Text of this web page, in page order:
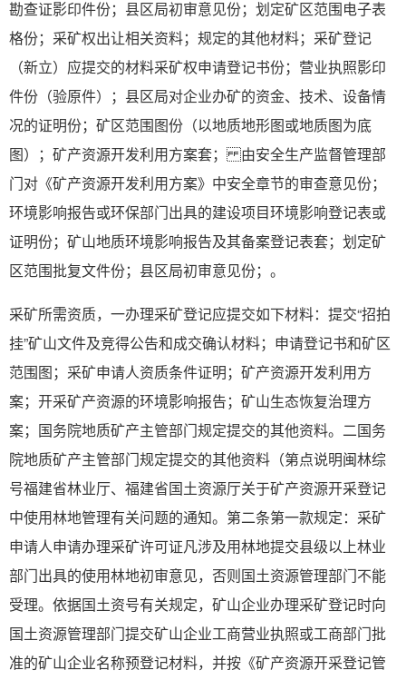
勘查证影印件份；县区局初审意见份；划定矿区范围电子表
格份；采矿权出让相关资料；规定的其他材料；采矿登记
（新立）应提交的材料采矿权申请登记书份；营业执照影印
件份（验原件）；县区局对企业办矿的资金、技术、设备情
况的证明份；矿区范围图份（以地质地形图或地质图为底
图）；矿产资源开发利用方案套； 由安全生产监督管理部
门对《矿产资源开发利用方案》中安全章节的审查意见份；
环境影响报告或环保部门出具的建设项目环境影响登记表或
证明份；矿山地质环境影响报告及其备案登记表套；划定矿
区范围批复文件份；县区局初审意见份；。
采矿所需资质，一办理采矿登记应提交如下材料：提交“招拍
挂”矿山文件及竞得公告和成交确认材料；申请登记书和矿区
范围图；采矿申请人资质条件证明；矿产资源开发利用方
案；开采矿产资源的环境影响报告；矿山生态恢复治理方
案；国务院地质矿产主管部门规定提交的其他资料。二国务
院地质矿产主管部门规定提交的其他资料（第点说明闽林综
号福建省林业厅、福建省国土资源厅关于矿产资源开采登记
中使用林地管理有关问题的通知。第二条第一款规定：采矿
申请人申请办理采矿许可证凡涉及用林地提交县级以上林业
部门出具的使用林地初审意见，否则国土资源管理部门不能
受理。依据国土资号有关规定，矿山企业办理采矿登记时向
国土资源管理部门提交矿山企业工商营业执照或工商部门批
准的矿山企业名称预登记材料，并按《矿产资源开采登记管